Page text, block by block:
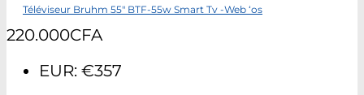
Téléviseur Bruhm 55″ BTF-55w Smart Tv -Web ‘os
220.000CFA
EUR: €357